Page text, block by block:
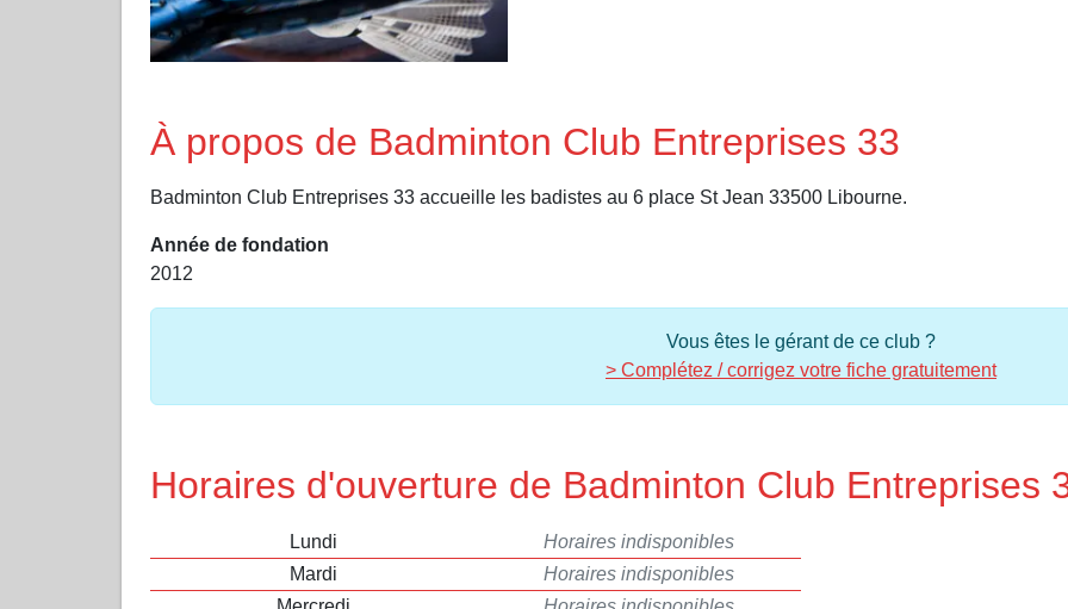
À propos de Badminton Club Entreprises 33
Badminton Club Entreprises 33 accueille les badistes au 6 place St Jean 33500 Libourne.
Année de fondation
2012
Vous êtes le gérant de ce club ?
> Complétez / corrigez votre fiche gratuitement
Horaires d'ouverture de Badminton Club Entreprises
Lundi
Horaires indisponibles
Mardi
Horaires indisponibles